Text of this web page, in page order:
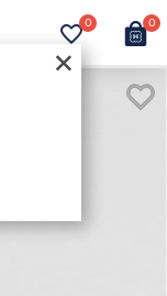
×
0 0